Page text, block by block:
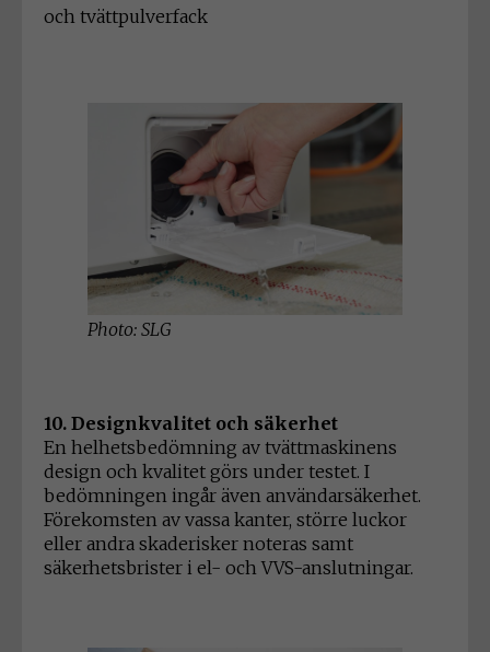
och tvättpulverfack
Photo: SLG
10. Designkvalitet och säkerhet
En helhetsbedömning av tvättmaskinens
design och kvalitet görs under testet. I
bedömningen ingår även användarsäkerhet.
Förekomsten av vassa kanter, större luckor
eller andra skaderisker noteras samt
säkerhetsbrister i el- och VVS-anslutningar.